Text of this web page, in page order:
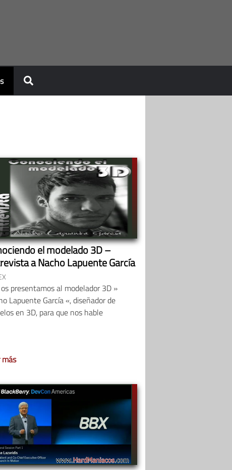
el modelado 3D –
a Nacho Lapuente García
presentamos al modelador 3D »
Lapuente García «, diseñador de
en 3D, para que nos hable
más